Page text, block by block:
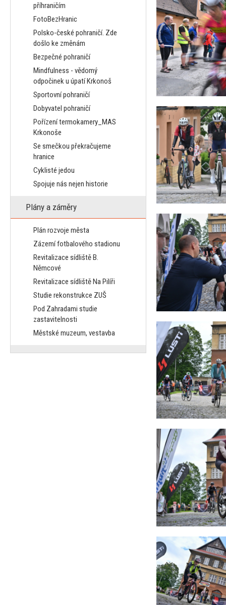
příhraničím
FotoBezHranic
Polsko-české pohraničí. Zde
došlo ke změnám
Bezpečné pohraničí
Mindfulness - vědomý
odpočinek u úpatí Krkonoš
Sportovní pohraničí
Dobyvatel pohraničí
Pořízení termokamery_MAS
Krkonoše
Se smečkou překračujeme
hranice
Cyklisté jedou
Spojuje nás nejen historie
Plány a záměry
Plán rozvoje města
Zázemí fotbalového stadionu
Revitalizace sídliště B.
Němcové
Revitalizace sídliště Na Pilíři
Studie rekonstrukce ZUŠ
Pod Zahradami studie
zastavitelnosti
Městské muzeum, vestavba